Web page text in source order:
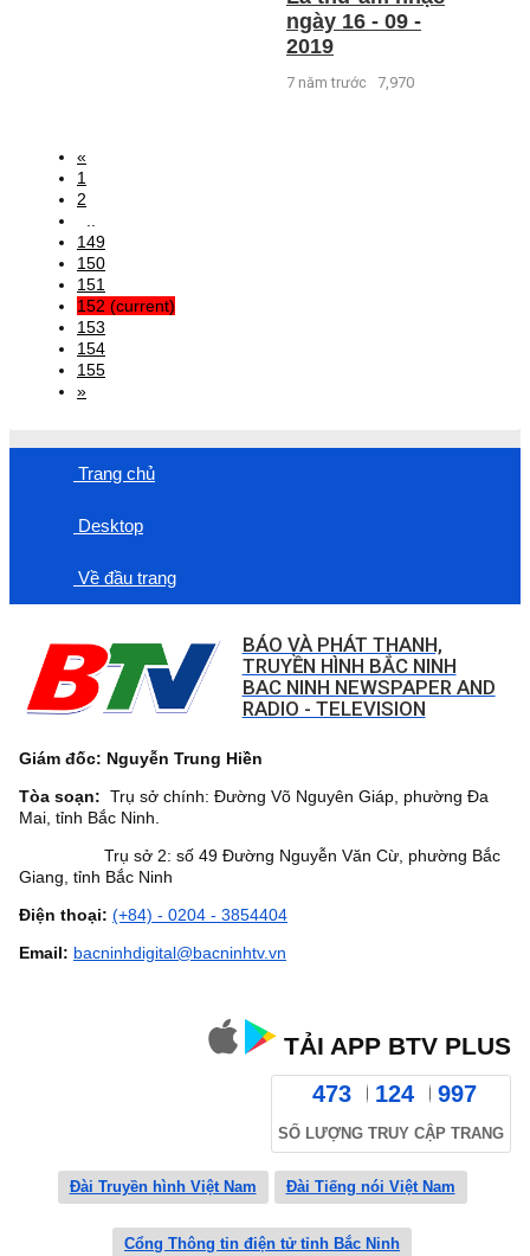
ngày 16 - 09 -
2019
7 năm trước 7,970
«
1
2
149
150
151
152 (current)
153
154
155
»
Trang chủ
Desktop
Về đầu trang
BÁO VÀ PHÁT THANH,
TRUYỀN HÌNH BẮC NINH
BAC NINH NEWSPAPER AND
RADIO - TELEVISION
Giám đốc: Nguyễn Trung Hiền
Tòa soạn: Trụ sở chính: Đường Võ Nguyên Giáp, phường Đa
Mai, tỉnh Bắc Ninh.
Trụ sở 2: số 49 Đường Nguyễn Văn Cừ, phường Bắc
Giang, tỉnh Bắc Ninh
Điện thoại: (+84) - 0204 - 3854404
Email: bacninhdigital@bacninhtv.vn
TẢI APP BTV PLUS
473 124 997
SỐ LƯỢNG TRUY CẬP TRANG
Đài Truyền hình Việt Nam Đài Tiếng nói Việt Nam
Cổng Thông tin điện tử tỉnh Bắc Ninh